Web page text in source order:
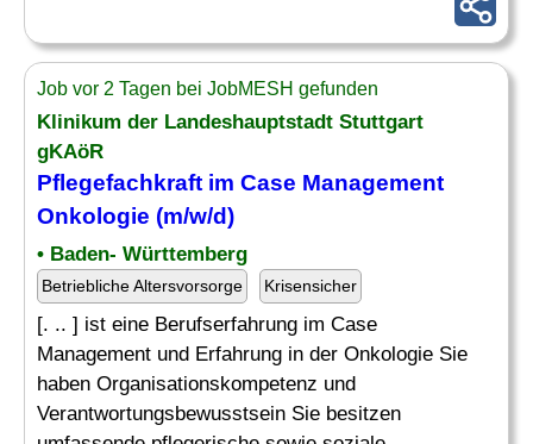
Job vor 2 Tagen bei JobMESH gefunden
Klinikum der Landeshauptstadt Stuttgart
gKAöR
Pflegefachkraft im Case Management
Onkologie (m/w/d)
• Baden- Württemberg
Betriebliche Altersvorsorge Krisensicher
[. .. ] ist eine Berufserfahrung im Case
Management und Erfahrung in der Onkologie Sie
haben Organisationskompetenz und
Verantwortungsbewusstsein Sie besitzen